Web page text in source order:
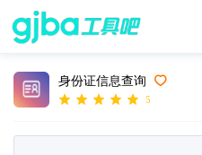
身份证信息查询
5